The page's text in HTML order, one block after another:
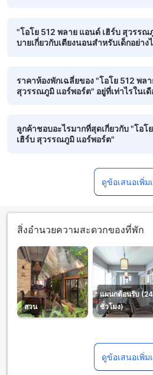
"โอโย 512 พลาย แอนด์ เฮิร์บ สุวรร
บายเกี่ยวกับเตียงนอนสำหรับเด็กอย่าง
ราคาห้องพักเฉลี่ยของ "โอโย 512 พล
สุวรรณภูมิ แอร์พอร์ต" อยู่ที่เท่าไรในเ
ลูกค้าชอบอะไรมากที่สุดเกี่ยวกับ "โอโ
เฮิร์บ สุวรรณภูมิ แอร์พอร์ต"
ดูข้อเสนอเพิ่ม
สิ่งอำนวยความสะดวกของที่พัก
สวน
แผนกต้อนรับ (24
ชั่วโมง)
ดูข้อเสนอเพิ่ม